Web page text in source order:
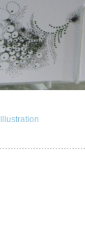
Illustration